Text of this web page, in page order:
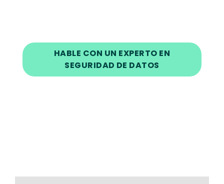
HABLE CON UN EXPERTO EN
SEGURIDAD DE DATOS